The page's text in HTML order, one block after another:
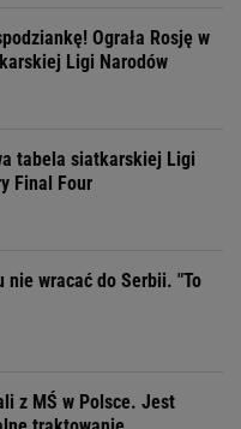
Ograła Rosję w
Ligi Narodów
tabela siatkarskiej Ligi
Final Four
nie wracać do Serbii. "To
z MŚ w Polsce. Jest